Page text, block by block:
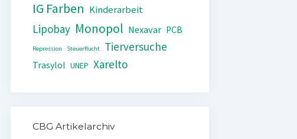
IG Farben Kinderarbeit
Lipobay Monopol Nexavar PCB
Repression Steuerflucht Tierversuche
Trasylol UNEP Xarelto
CBG Artikelarchiv